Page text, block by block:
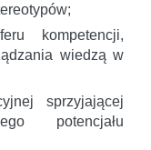
kompetencji,
wiedzą w
sprzyjającej
potencjału